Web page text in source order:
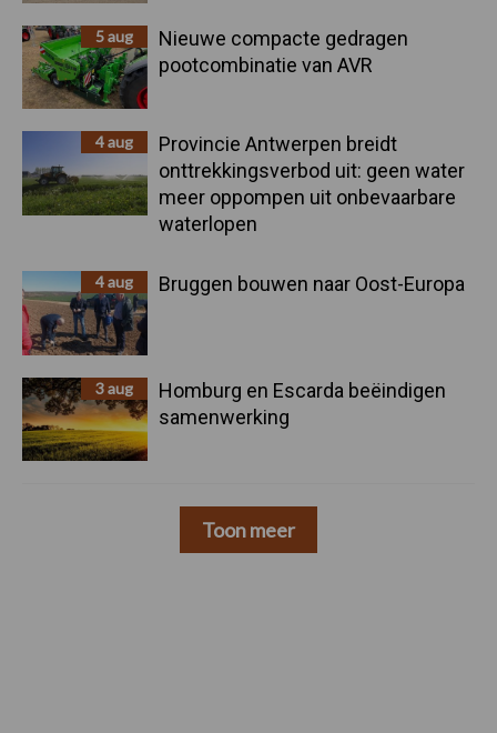
5 aug
Nieuwe compacte gedragen
pootcombinatie van AVR
4 aug
Provincie Antwerpen breidt
onttrekkingsverbod uit: geen water
meer oppompen uit onbevaarbare
waterlopen
4 aug Bruggen bouwen naar Oost-Europa
3 aug
Homburg en Escarda beëindigen
samenwerking
Toon meer